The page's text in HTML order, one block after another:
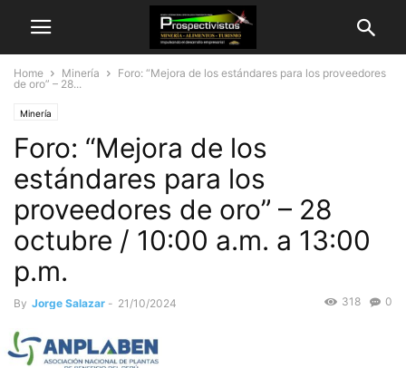
Home Minería
Foro: “Mejora de los estándares para los proveedores
de oro” – 28...
Minería
Foro: “Mejora de los
estándares para los
proveedores de oro” – 28
octubre / 10:00 a.m. a 13:00
p.m.
By Jorge Salazar - 21/10/2024 0
318